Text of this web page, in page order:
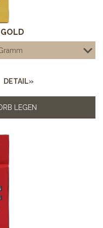
DETAIL»
LEGEN